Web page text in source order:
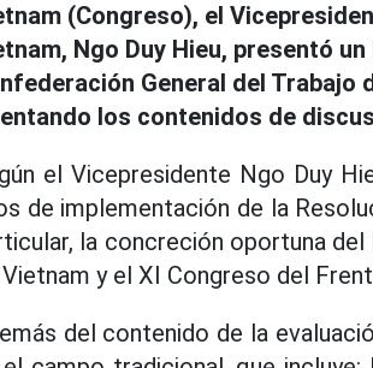
(Congreso), el
Ngo Duy Hieu, presentó un
General del Trabajo
los contenidos de
el Vicepresidente Ngo Duy
de implementación de la
la concreción oportuna
y el XI Congreso del
del contenido de la